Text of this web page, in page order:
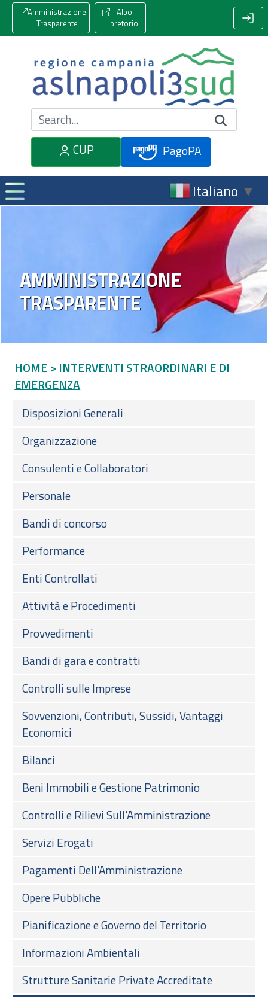
Amministrazione
Trasparente
Albo
pretorio
Cerca nel sito
CUP
PagoPA
Italiano ▼
AMMINISTRAZIONE
TRASPARENTE
HOME > INTERVENTI STRAORDINARI E DI
EMERGENZA
Disposizioni Generali
Organizzazione
Consulenti e Collaboratori
Personale
Bandi di concorso
Performance
Enti Controllati
Attività e Procedimenti
Provvedimenti
Bandi di gara e contratti
Controlli sulle Imprese
Sovvenzioni, Contributi, Sussidi, Vantaggi
Economici
Bilanci
Beni Immobili e Gestione Patrimonio
Controlli e Rilievi Sull'Amministrazione
Servizi Erogati
Pagamenti Dell'Amministrazione
Opere Pubbliche
Pianificazione e Governo del Territorio
Informazioni Ambientali
Strutture Sanitarie Private Accreditate